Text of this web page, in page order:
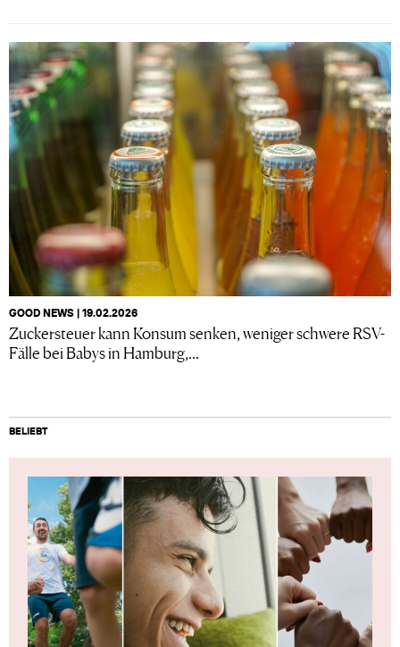
GOOD NEWS | 19.02.2026
Zuckersteuer kann Konsum senken, weniger schwere RSV-
Fälle bei Babys in Hamburg,...
BELIEBT